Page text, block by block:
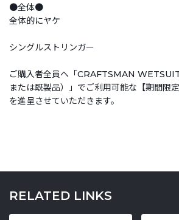
●全体●
全体的にヤケ
シングルストリンガー
ご購入者全員へ「CRAFTSMAN
または既製品）」でご利用可能な【期間限
を進呈させていただきます。
RELATED LINKS